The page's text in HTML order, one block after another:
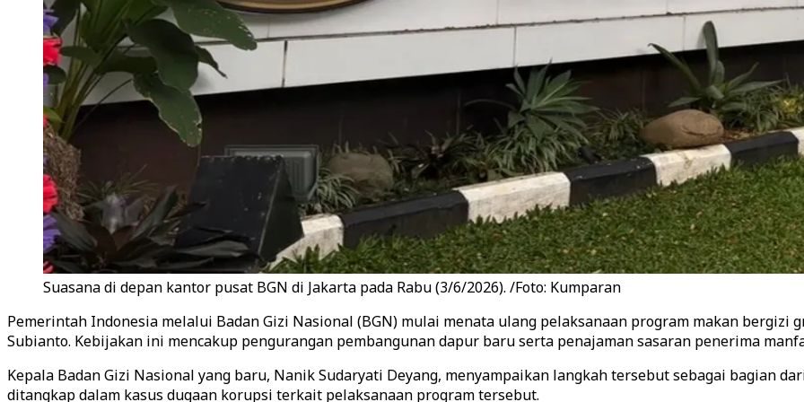
Suasana di depan kantor pusat BGN di Jakarta pada Rabu (3/6/2026). /Foto: Kumparan
Pemerintah Indonesia melalui Badan Gizi Nasional (BGN) mulai menata ulang pelaksanaan program makan bergizi
Subianto. Kebijakan ini mencakup pengurangan pembangunan dapur baru serta penajaman sasaran penerima
Kepala Badan Gizi Nasional yang baru, Nanik Sudaryati Deyang, menyampaikan langkah tersebut sebagai bagian
ditangkap dalam kasus dugaan korupsi terkait pelaksanaan program tersebut.